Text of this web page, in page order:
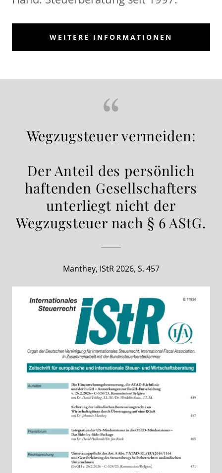
WEITERE INFORMATIONEN
Wegzugsteuer vermeiden:
Der Anteil des persönlich
haftenden Gesellschafters
unterliegt nicht der
Wegzugsteuer nach § 6 AStG.
Manthey, IStR 2026, S. 457